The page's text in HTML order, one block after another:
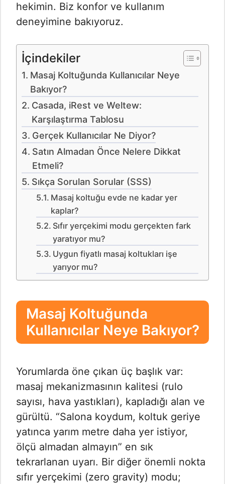
hekimin. Biz konfor ve kullanım
deneyimine bakıyoruz.
İçindekiler
Masaj Koltuğunda Kullanıcılar Neye
Bakıyor?
Casada, iRest ve Weltew:
Karşılaştırma Tablosu
Gerçek Kullanıcılar Ne Diyor?
Satın Almadan Önce Nelere Dikkat
Etmeli?
Sıkça Sorulan Sorular (SSS)
Masaj koltuğu evde ne kadar yer
kaplar?
Sıfır yerçekimi modu gerçekten fark
yaratıyor mu?
Uygun fiyatlı masaj koltukları işe
yarıyor mu?
Masaj Koltuğunda
Kullanıcılar Neye Bakıyor?
Yorumlarda öne çıkan üç başlık var:
masaj mekanizmasının kalitesi (rulo
sayısı, hava yastıkları), kapladığı alan ve
gürültü. “Salona koydum, koltuk geriye
yatınca yarım metre daha yer istiyor,
ölçü almadan almayın” en sık
tekrarlanan uyarı. Bir diğer önemli nokta
sıfır yerçekimi (zero gravity) modu;